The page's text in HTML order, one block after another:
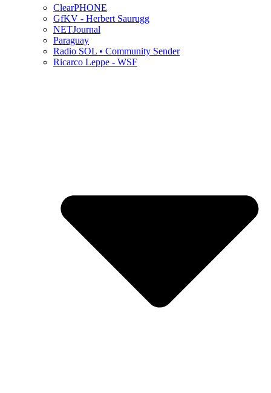
ClearPHONE
GfKV - Herbert Saurugg
NETJournal
Paraguay
Radio SOL • Community Sender
Ricarco Leppe - WSF